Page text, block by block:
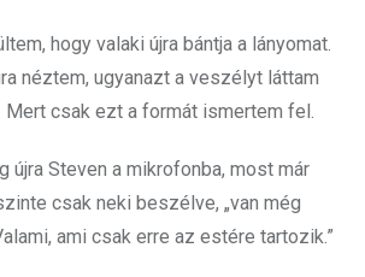
hogy valaki újra bántja a lányomat.
néztem, ugyanazt a veszélyt láttam
Mert csak ezt a formát ismertem fel.
újra Steven a mikrofonba, most már
csak neki beszélve, „van még
ami csak erre az estére tartozik.”